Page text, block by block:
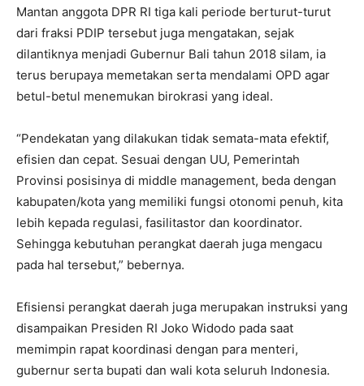
Mantan anggota DPR RI tiga kali periode berturut-turut
dari fraksi PDIP tersebut juga mengatakan, sejak
dilantiknya menjadi Gubernur Bali tahun 2018 silam, ia
terus berupaya memetakan serta mendalami OPD agar
betul-betul menemukan birokrasi yang ideal.
“Pendekatan yang dilakukan tidak semata-mata efektif,
efisien dan cepat. Sesuai dengan UU, Pemerintah
Provinsi posisinya di middle management, beda dengan
kabupaten/kota yang memiliki fungsi otonomi penuh, kita
lebih kepada regulasi, fasilitastor dan koordinator.
Sehingga kebutuhan perangkat daerah juga mengacu
pada hal tersebut,” bebernya.
Efisiensi perangkat daerah juga merupakan instruksi yang
disampaikan Presiden RI Joko Widodo pada saat
memimpin rapat koordinasi dengan para menteri,
gubernur serta bupati dan wali kota seluruh Indonesia.